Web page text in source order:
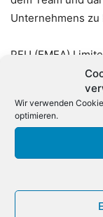
Wir verwenden
optimieren.
Unternehmens zu
PFU (EMEA)
Übergang in den
eine